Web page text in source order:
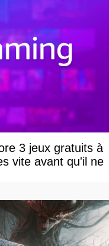
3 jeux gratuits à
vite avant qu'il ne